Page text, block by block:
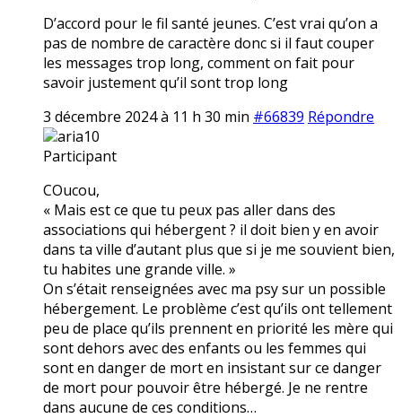
D’accord pour le fil santé jeunes. C’est vrai qu’on a
pas de nombre de caractère donc si il faut couper
les messages trop long, comment on fait pour
savoir justement qu’il sont trop long
3 décembre 2024 à 11 h 30 min #66839 Répondre
aria10
Participant
COucou,
« Mais est ce que tu peux pas aller dans des
associations qui hébergent ? il doit bien y en avoir
dans ta ville d’autant plus que si je me souvient bien,
tu habites une grande ville. »
On s’était renseignées avec ma psy sur un possible
hébergement. Le problème c’est qu’ils ont tellement
peu de place qu’ils prennent en priorité les mère qui
sont dehors avec des enfants ou les femmes qui
sont en danger de mort en insistant sur ce danger
de mort pour pouvoir être hébergé. Je ne rentre
dans aucune de ces conditions…